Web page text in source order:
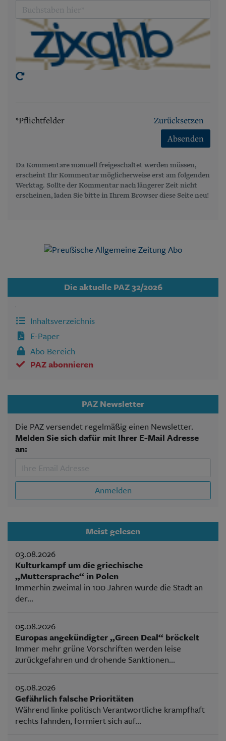
*Pflichtfelder
Zurücksetzen
Absenden
Da Kommentare manuell freigeschaltet werden müssen,
erscheint Ihr Kommentar möglicherweise erst am folgenden
Werktag. Sollte der Kommentar nach längerer Zeit nicht
erscheinen, laden Sie bitte in Ihrem Browser diese Seite neu!
Die aktuelle PAZ 32/2026
Inhaltsverzeichnis
E-Paper
Abo Bereich
PAZ abonnieren
PAZ Newsletter
Die PAZ versendet regelmäßig einen Newsletter.
Melden Sie sich dafür mit Ihrer E-Mail Adresse
an:
Anmelden
Meist gelesen
03.08.2026
Kulturkampf um die griechische
„Muttersprache“ in Polen
Immerhin zweimal in 100 Jahren wurde die Stadt an
der...
05.08.2026
Europas angekündigter „Green Deal“ bröckelt
Immer mehr grüne Vorschriften werden leise
zurückgefahren und drohende Sanktionen...
05.08.2026
Gefährlich falsche Prioritäten
Während linke politisch Verantwortliche krampfhaft
rechts fahnden, formiert sich auf...